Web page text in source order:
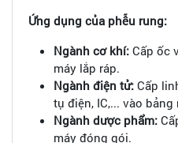
Ứng dụng của phễu rung:
Ngành cơ khí: Cấp ốc
máy lắp ráp.
Ngành điện tử: Cấp
tụ điện, IC,... vào bảng
Ngành dược phẩm:
máy đóng gói.